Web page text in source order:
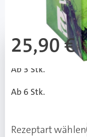
Mehr über das Produkt
25,90 €
Ab 3 Stk.
Ab 6 Stk.
Rezeptart wählen